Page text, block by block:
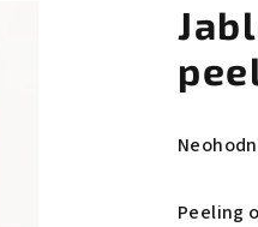
produktu
Peeling